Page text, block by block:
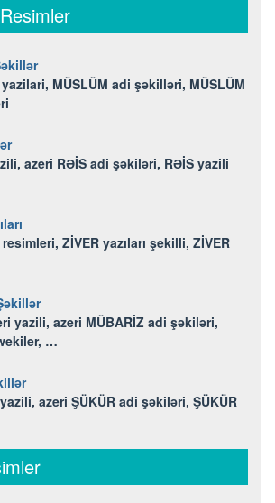
Resimler
MÜSLÜM adi şəkilləri, MÜSLÜM
azeri RƏİS adi şəkiləri, RƏİS yazili
resimleri, ZİVER yazıları şekilli, ZİVER
yazili, azeri MÜBARİZ adi şəkiləri,
…
azeri ŞÜKÜR adi şəkiləri, ŞÜKÜR